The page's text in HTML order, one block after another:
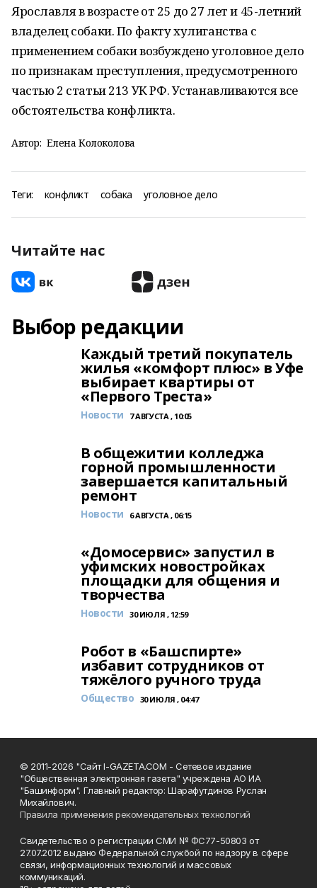
Ярославля в возрасте от 25 до 27 лет и 45-летний
владелец собаки. По факту хулиганства с
применением собаки возбуждено уголовное дело
по признакам преступления, предусмотренного
частью 2 статьи 213 УК РФ. Устанавливаются все
обстоятельства конфликта.
Автор: Елена Колоколова
Теги: конфликт собака уголовное дело
Читайте нас
Выбор редакции
Каждый третий покупатель
жилья «комфорт плюс» в Уфе
выбирает квартиры от
«Первого Треста»
Новости 7 АВГУСТА , 10:05
В общежитии колледжа
горной промышленности
завершается капитальный
ремонт
Новости 6 АВГУСТА , 06:15
«Домосервис» запустил в
уфимских новостройках
площадки для общения и
творчества
Новости 30 ИЮЛЯ , 12:59
Робот в «Башспирте»
избавит сотрудников от
тяжёлого ручного труда
Общество 30 ИЮЛЯ , 04:47
© 2011-2026 "Сайт I-GAZETA.COM - Сетевое издание
"Общественная электронная газета" учреждена АО ИА
"Башинформ". Главный редактор: Шарафутдинов Руслан
Михайлович.
Правила применения рекомендательных технологий
Свидетельство о регистрации СМИ № ФС77-50803 от
27.07.2012 выдано Федеральной службой по надзору в сфере
связи, информационных технологий и массовых
коммуникаций.